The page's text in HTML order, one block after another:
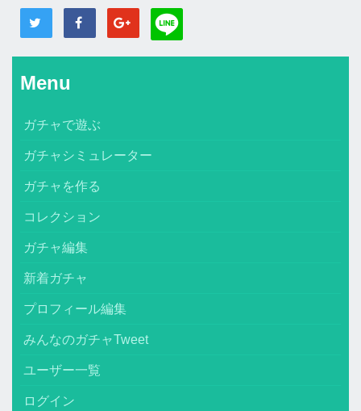
Menu
ガチャで遊ぶ
ガチャシミュレーター
ガチャを作る
コレクション
ガチャ編集
新着ガチャ
プロフィール編集
みんなのガチャTweet
ユーザー一覧
ログイン